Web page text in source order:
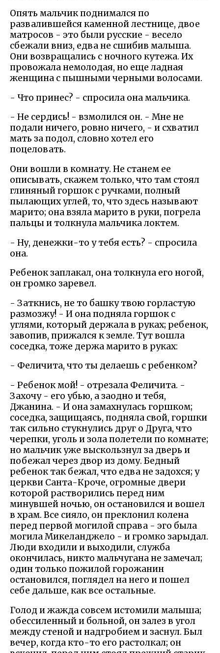
Опять мальчик поднимался по
развалившейся каменной лестнице, двое
матросов - это были русские - весело
сбежали вниз, едва не сшибив малыша.
Они возвращались с ночного кутежа. Их
провожала немолодая, но еще ладная
женщина с пышными черными волосами.
- Что принес? - спросила она мальчика.
- Не сердись! - взмолился он. - Мне не
подали ничего, ровно ничего, - и схватил
мать за подол, словно хотел его
поцеловать.
Они вошли в комнату. Не станем ее
описывать, скажем только, что там стоял
глиняный горшок с ручками, полный
пылающих углей, то, что здесь называют
марито; она взяла марито в руки, погрела
пальцы и толкнула мальчика локтем.
- Ну, денежки-то у тебя есть? - спросила
она.
Ребенок заплакал, она толкнула его ногой,
он громко заревел.
- Заткнись, не то башку твою горластую
размозжу! - И она подняла горшок с
углями, который держала в руках; ребенок,
завопив, прижался к земле. Тут вошла
соседка, тоже держа марито в руках:
- Феличита, что ты делаешь с ребенком?
- Ребенок мой! - отрезала Феличита. -
Захочу - его убью, а заодно и тебя,
Джанина. - И она замахнулась горшком;
соседка, защищаясь, подняла свой, горшки
так сильно стукнулись друг о Друга, что
черепки, уголь и зола полетели по комнате;
но мальчик уже выскользнул за дверь и
побежал через двор из дому. Бедный
ребенок так бежал, что едва не задохся; у
церкви Санта-Кроче, огромные двери
которой растворились перед ним
минувшей ночью, он остановился и вошел
в храм. Все сияло, он преклонил колена
перед первой могилой справа - эго была
могила Микеланджело - и громко зарыдал.
Люди входили и выходили, служба
окончилась, никто мальчугана не замечал;
один только пожилой горожанин
остановился, поглядел на него и пошел
себе дальше, как все остальные.
Голод и жажда совсем истомили малыша;
обессиленный и больной, он залез в угол
между стеной и надгробием и заснул. Был
вечер, когда кто-то его растолкал; он